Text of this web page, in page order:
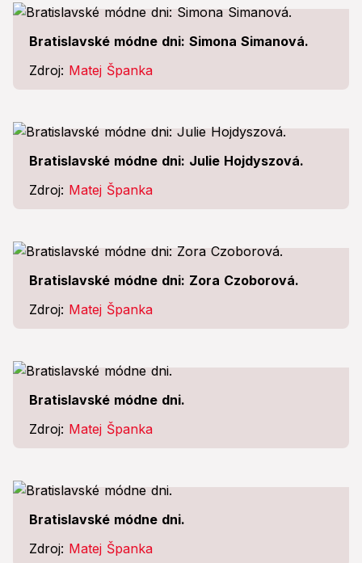
Bratislavské módne dni: Simona Simanová.
Zdroj: Matej Španka
Bratislavské módne dni: Julie Hojdyszová.
Zdroj: Matej Španka
Bratislavské módne dni: Zora Czoborová.
Zdroj: Matej Španka
Bratislavské módne dni.
Zdroj: Matej Španka
Bratislavské módne dni.
Zdroj: Matej Španka